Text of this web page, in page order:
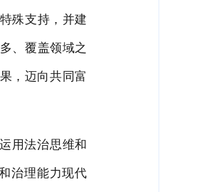
殊支持，并建
、覆盖领域之
，迈向共同富
用法治思维和
治理能力现代